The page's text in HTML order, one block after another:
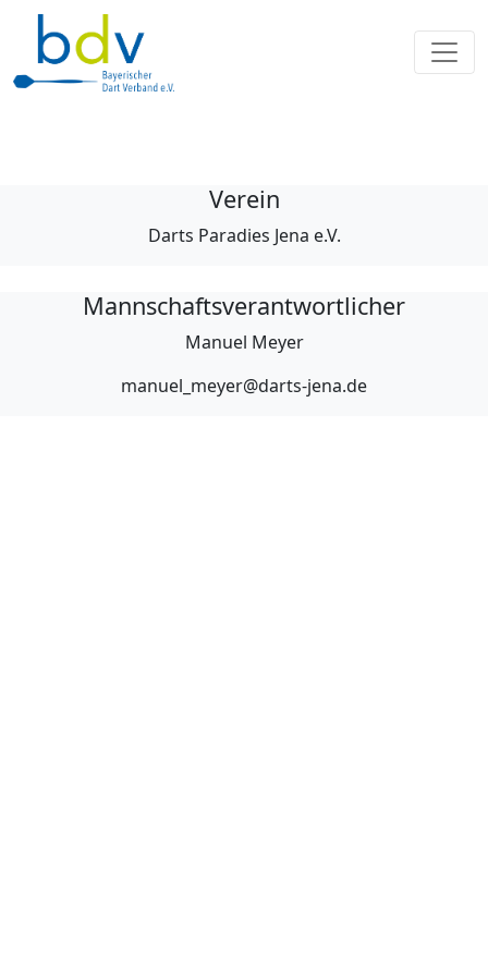
Verein
Darts Paradies Jena e.V.
Mannschaftsverantwortlicher
Manuel Meyer
manuel_meyer@darts-jena.de